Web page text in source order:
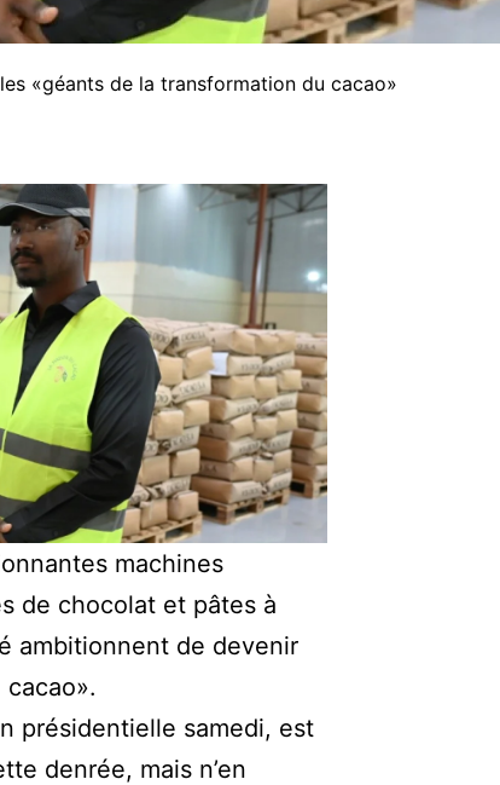
«géants de la transformation du cacao»
machines
de chocolat et pâtes à
ambitionnent de devenir
présidentielle samedi, est
denrée, mais n’en